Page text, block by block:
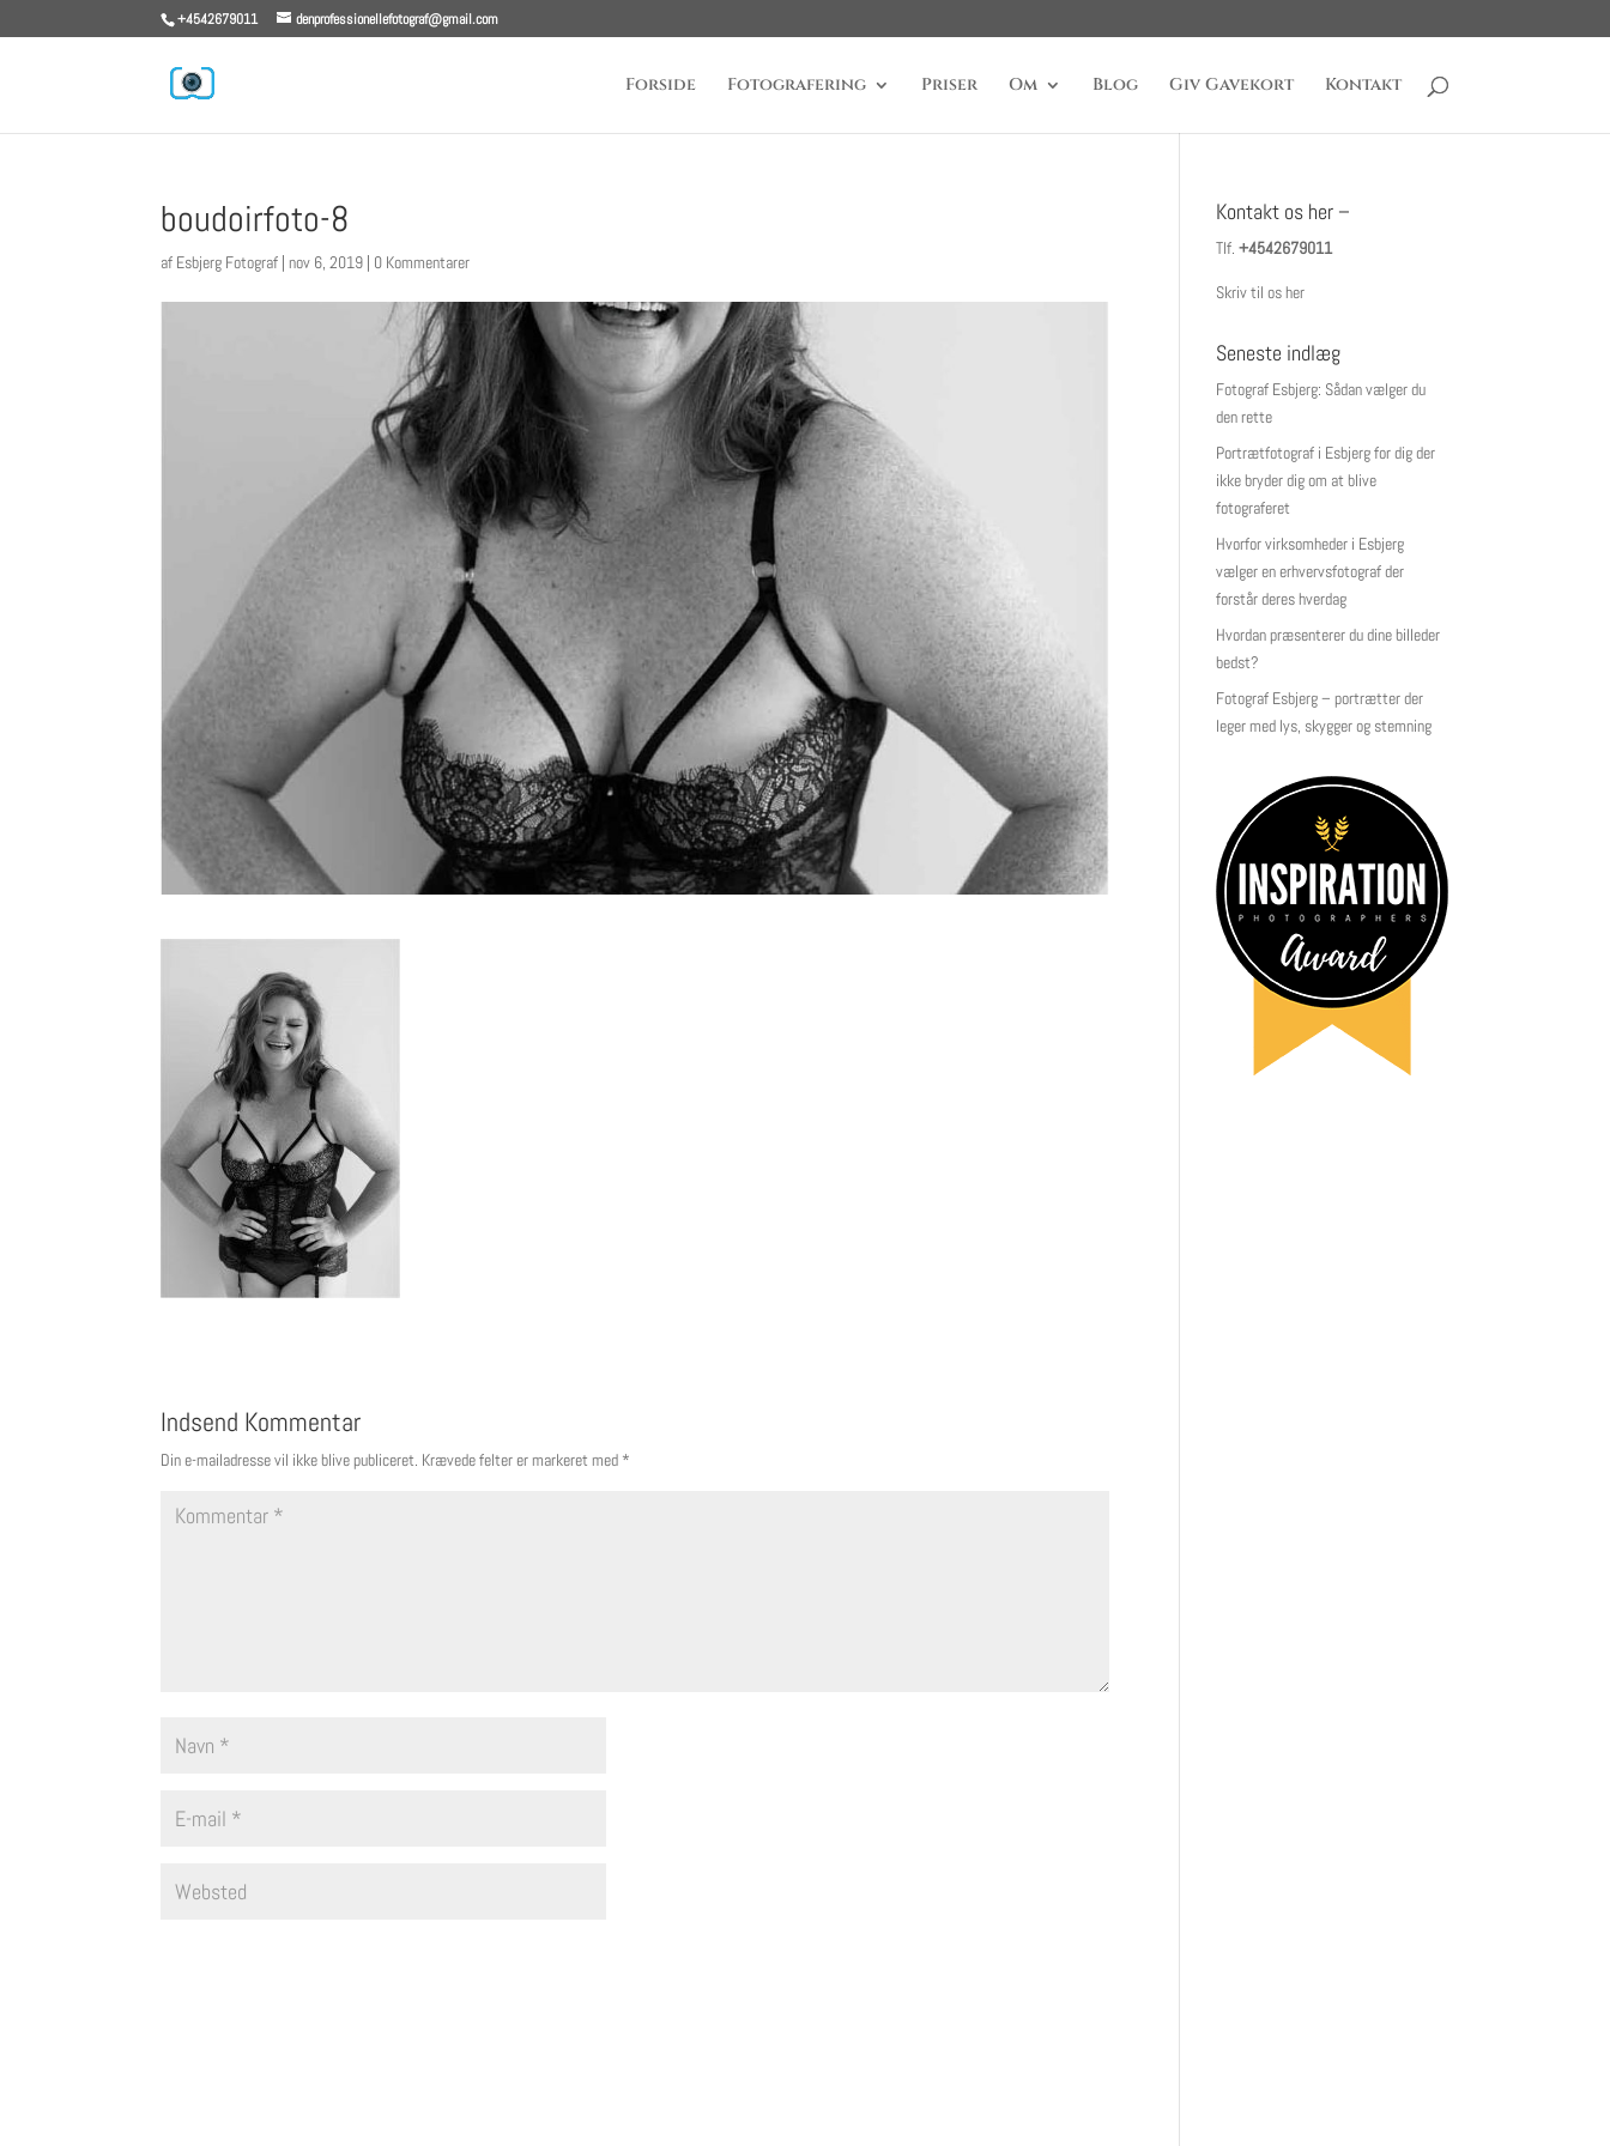
+4542679011 denprofessionellefotograf@gmail.com
Forside Fotografering Priser Om Blog Giv Gavekort Kontakt
boudoirfoto-8
af Esbjerg Fotograf |nov 6, 2019 | 0 Kommentarer
Indsend Kommentar
Din e-mailadresse vil ikke blive publiceret. Krævede felter er markeret med *
Kontakt os her –
Tlf.+4542679011
Skriv til os her
Seneste indlæg
Fotograf Esbjerg: Sådan vælger du
den rette
Portrætfotograf i Esbjerg for dig der
ikke bryder dig om at blive
fotograferet
Hvorfor virksomheder i Esbjerg
vælger en erhvervsfotograf der
forstår deres hverdag
Hvordan præsenterer du dine billeder
bedst?
Fotograf Esbjerg – portrætter der
leger med lys, skygger og stemning